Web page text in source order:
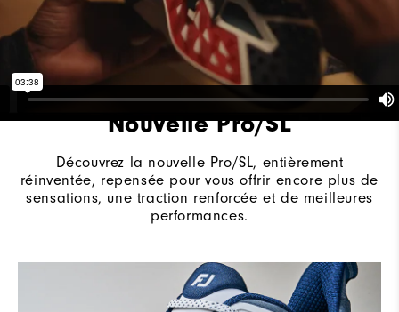
Amorti Intermédiaire
Nouvelle Pro/SL
Découvrez la nouvelle Pro/SL, entièrement
réinventée, repensée pour vous offrir encore plus de
sensations, une traction renforcée et de meilleures
performances.